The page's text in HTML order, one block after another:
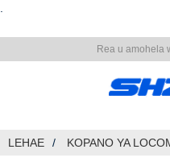
Rea u amohela
LEHAE KOPANO YA